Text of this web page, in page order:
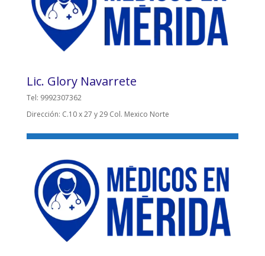
Lic. Glory Navarrete
Tel: 9992307362
Dirección: C.10 x 27 y 29 Col. Mexico Norte